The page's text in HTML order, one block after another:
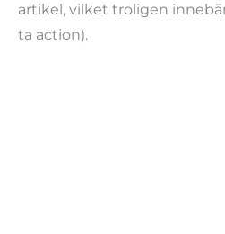
artikel, vilket troligen
ta action).